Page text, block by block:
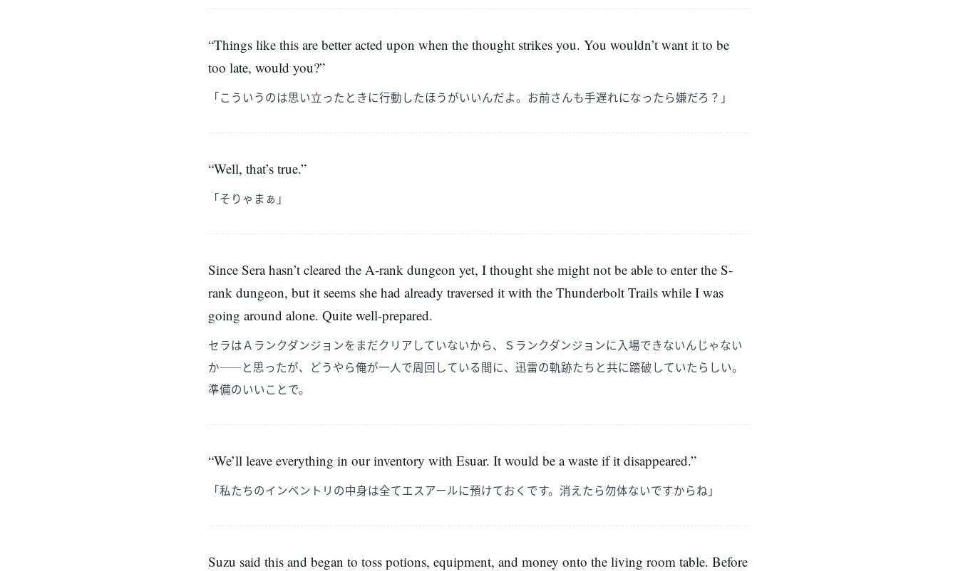
“Things like this are better acted upon when the thought strikes you. You wouldn’t want it to be
too late, would you?”
「こういうのは思い立ったときに行動したほうがいいんだよ。お前さんも手遅れになったら嫌だろ？」
“Well, that’s true.”
「そりゃまぁ」
Since Sera hasn’t cleared the A-rank dungeon yet, I thought she might not be able to enter the S-
rank dungeon, but it seems she had already traversed it with the Thunderbolt Trails while I was
going around alone. Quite well-prepared.
セラはＡランクダンジョンをまだクリアしていないから、Ｓランクダンジョンに入場できないんじゃない
か――と思ったが、どうやら俺が一人で周回している間に、迅雷の軌跡たちと共に踏破していたらしい。
準備のいいことで。
“We’ll leave everything in our inventory with Esuar. It would be a waste if it disappeared.”
「私たちのインベントリの中身は全てエスアールに預けておくです。消えたら勿体ないですからね」
Suzu said this and began to toss potions, equipment, and money onto the living room table. Before